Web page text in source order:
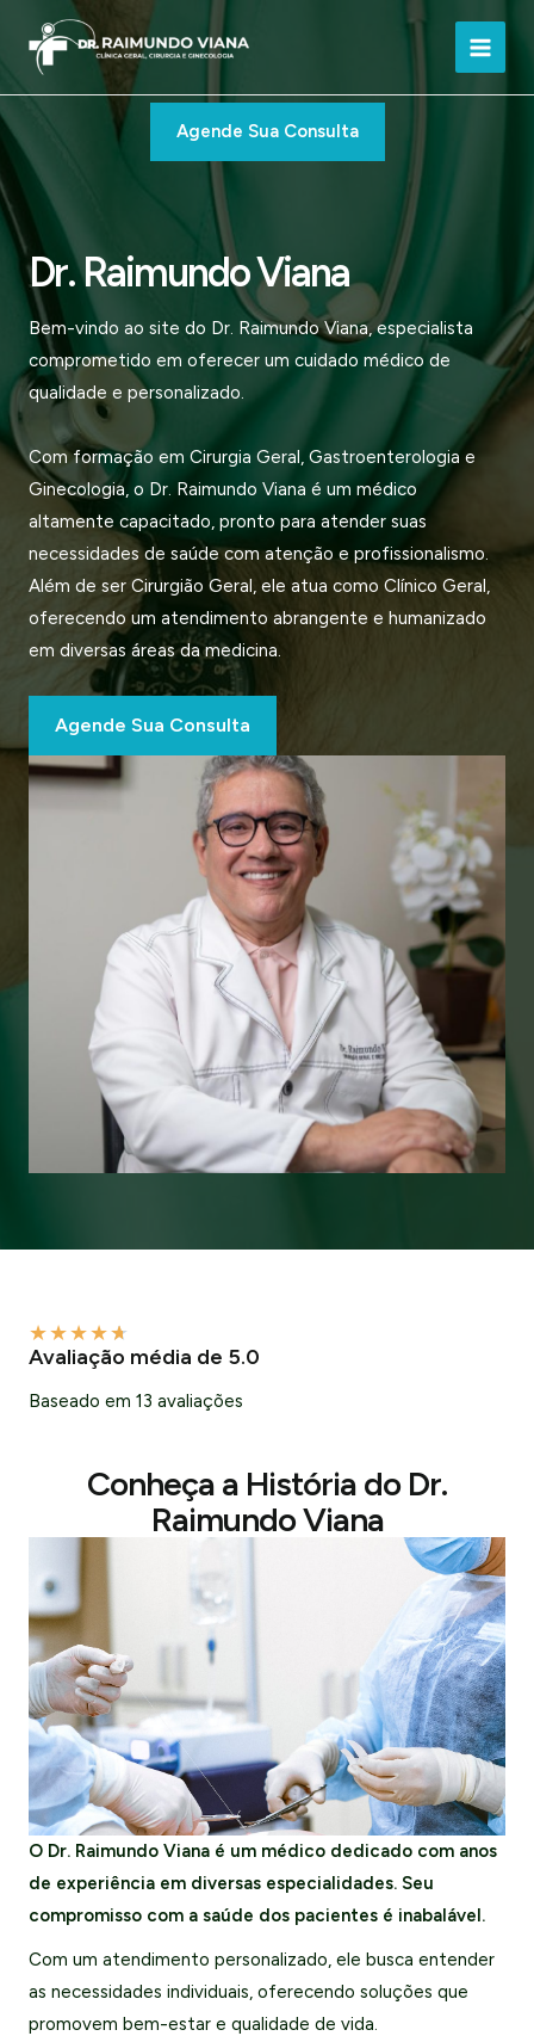
para
conteúdo
Main
Agende Sua Consulta
Dr. Raimundo Viana
Bem-vindo ao site do Dr. Raimundo Viana, especialista
comprometido em oferecer um cuidado médico de
qualidade e personalizado.
Com formação em Cirurgia Geral, Gastroenterologia e
Ginecologia, o Dr. Raimundo Viana é um médico
altamente capacitado, pronto para atender suas
necessidades de saúde com atenção e profissionalismo.
Além de ser Cirurgião Geral, ele atua como Clínico Geral,
oferecendo um atendimento abrangente e humanizado
em diversas áreas da medicina.
Agende Sua Consulta
★★★★★
Avaliação média de 5.0
Baseado em 13 avaliações
Conheça a História do Dr.
Raimundo Viana
O Dr. Raimundo Viana é um médico dedicado com anos
de experiência em diversas especialidades. Seu
compromisso com a saúde dos pacientes é inabalável.
Com um atendimento personalizado, ele busca entender
as necessidades individuais, oferecendo soluções que
promovem bem-estar e qualidade de vida.